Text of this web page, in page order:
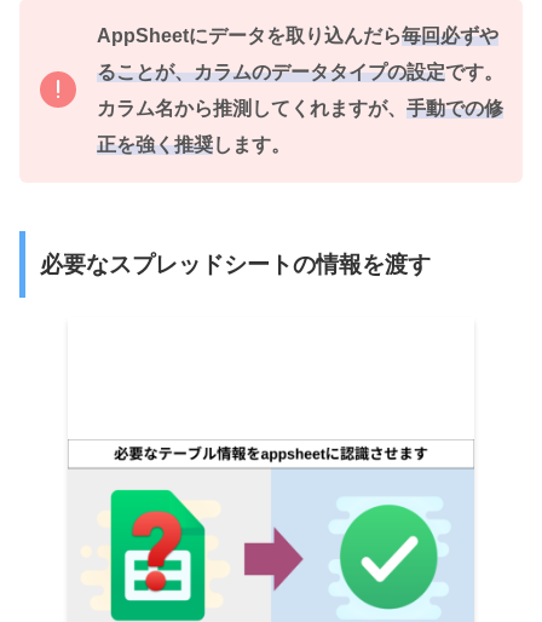
AppSheetにデータを取り込んだら毎回必ずや
ることが、カラムのデータタイプの設定です。
カラム名から推測 してくれますが、 手動での修
正を強く推奨します。
必要なスプレッドシートの情報を渡す